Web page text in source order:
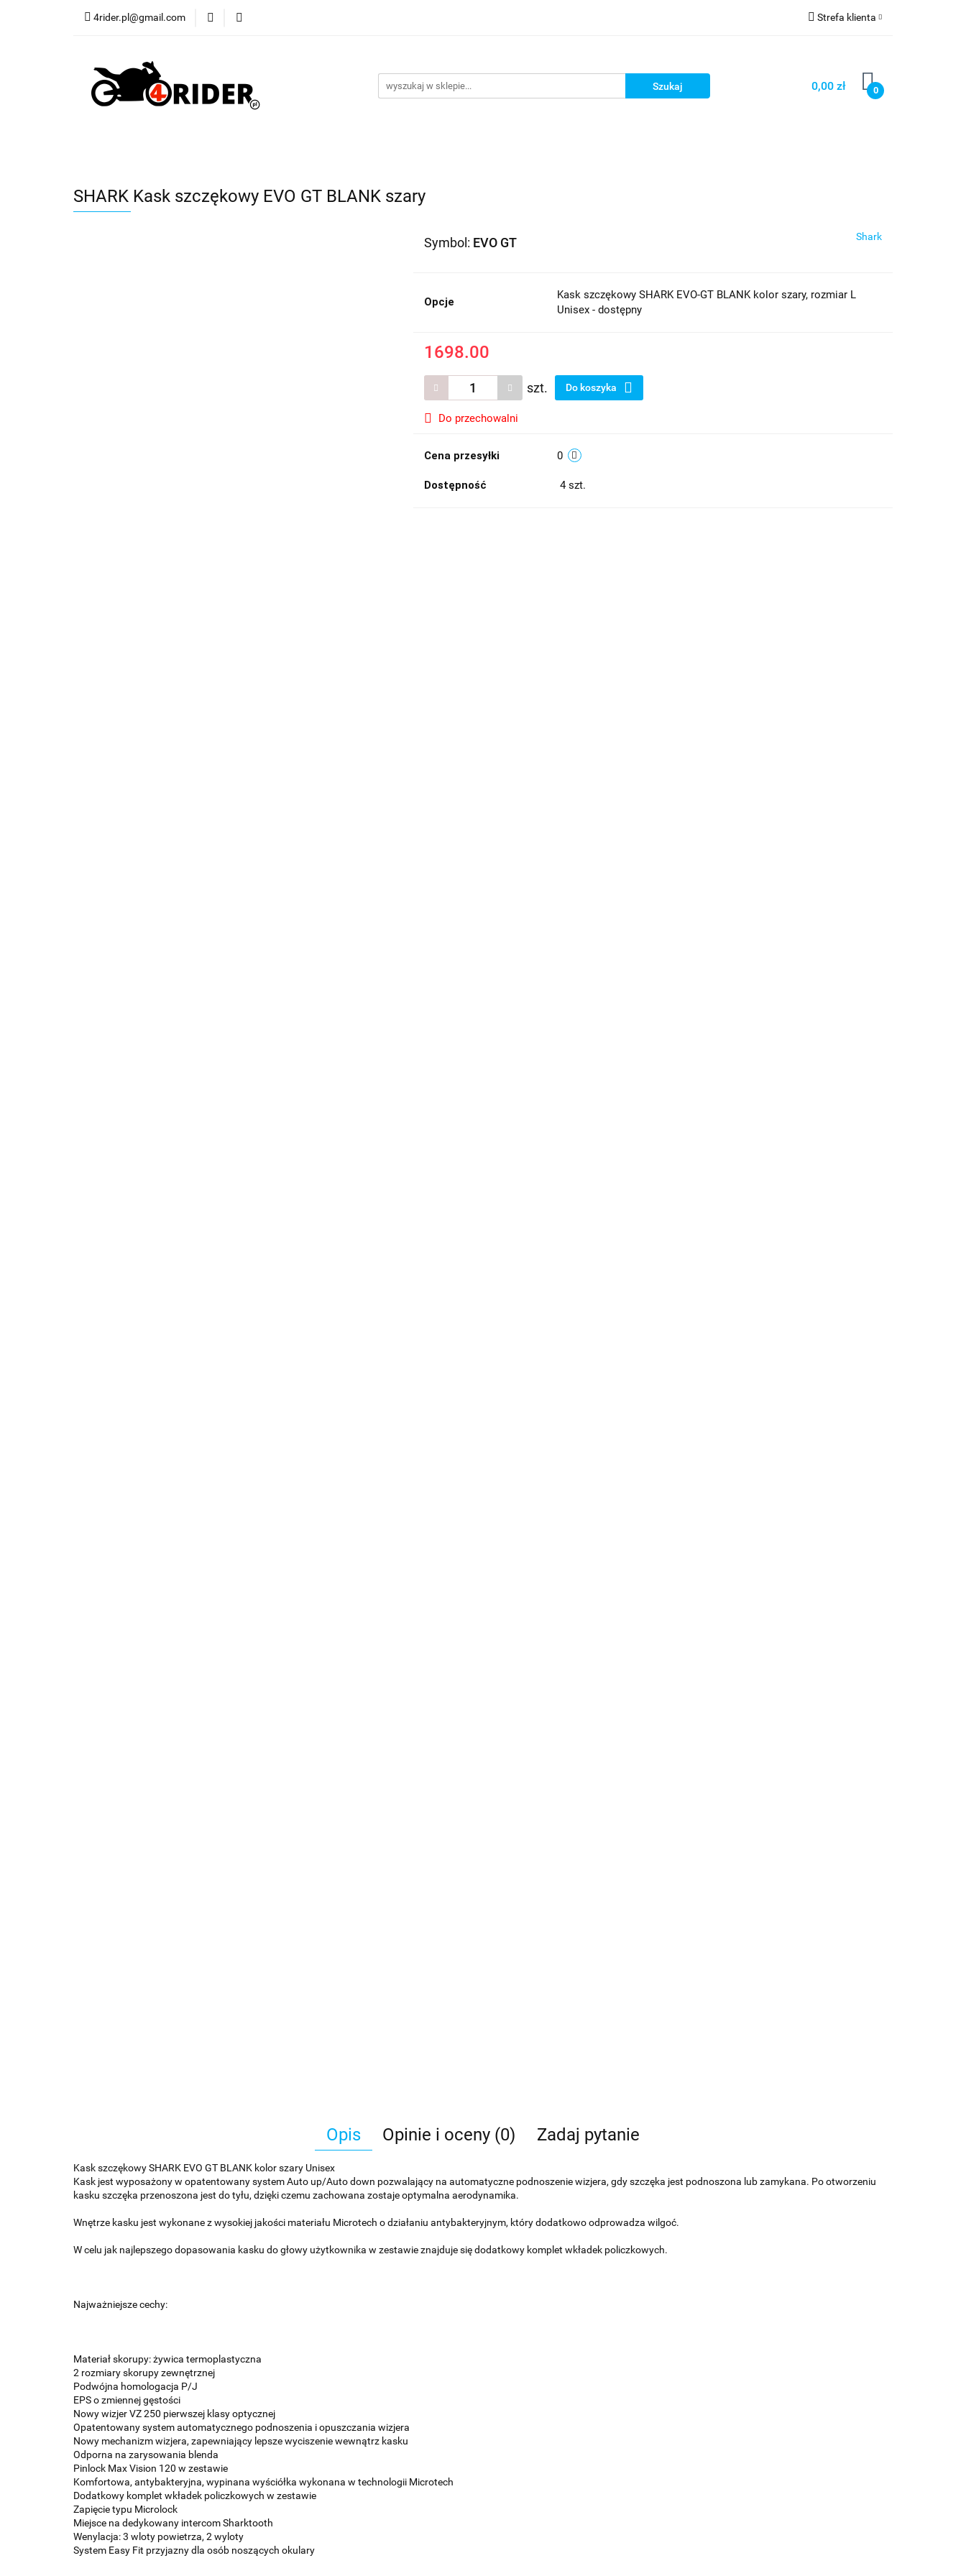
4rider.pl@gmail.com Strefa klienta
Zarejestruj się
Dodaj zgłoszenie
0,00 zł 0
Akcesoria motocyklowe
Dla dzieci Dla kobiet Cross i enduro Rowerowe
SHARK Kask szczękowy EVO GT BLANK szary
Symbol: EVO GT Shark
Opcje
Kask szczękowy SHARK EVO-GT BLANK kolor szary, rozmiar L
Unisex - dostępny
1698.00
szt. Do koszyka
Do przechowalni
Cena przesyłki 0
Dostępność 4 szt.
Opis Opinie i oceny (0) Zadaj pytanie
Kask szczękowy SHARK EVO GT BLANK kolor szary Unisex
Kask jest wyposażony w opatentowany system Auto up/Auto down pozwalający na automatyczne podnoszenie wizjera, gdy szczęka jest podnoszona lub zamykana. Po otworzeniu
kasku szczęka przenoszona jest do tyłu, dzięki czemu zachowana zostaje optymalna aerodynamika.
Wnętrze kasku jest wykonane z wysokiej jakości materiału Microtech o działaniu antybakteryjnym, który dodatkowo odprowadza wilgoć.
W celu jak najlepszego dopasowania kasku do głowy użytkownika w zestawie znajduje się dodatkowy komplet wkładek policzkowych.
Najważniejsze cechy:
Materiał skorupy: żywica termoplastyczna
2 rozmiary skorupy zewnętrznej
Podwójna homologacja P/J
EPS o zmiennej gęstości
Nowy wizjer VZ 250 pierwszej klasy optycznej
Opatentowany system automatycznego podnoszenia i opuszczania wizjera
Nowy mechanizm wizjera, zapewniający lepsze wyciszenie wewnątrz kasku
Odporna na zarysowania blenda
Pinlock Max Vision 120 w zestawie
Komfortowa, antybakteryjna, wypinana wyściółka wykonana w technologii Microtech
Dodatkowy komplet wkładek policzkowych w zestawie
Zapięcie typu Microlock
Miejsce na dedykowany intercom Sharktooth
Wenylacja: 3 wloty powietrza, 2 wyloty
System Easy Fit przyjazny dla osób noszących okulary